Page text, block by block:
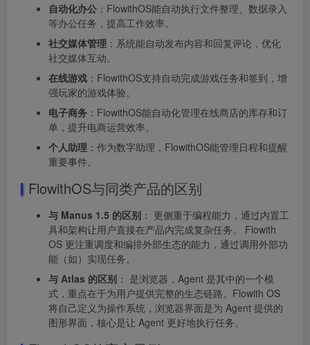
自动化办公 ：FlowithOS能自动执行文件整理、数据录入
等办公任务，提高工作效率。
社交媒体管理 ：系统能自动发布内容和回复评论，优化
社交媒体互动。
在线游戏 ：FlowithOS支持自动完成游戏任务和签到，增
强玩家的游戏体验。
电子商务 ：FlowithOS能自动化管理在线商店的库存和订
单，提升电商运营效率。
个人助理 ：作为数字助理，FlowithOS能管理日程和提醒
重要事件。
FlowithOS与同类产品的区别
与 Manus 1.5 的区别 ： 更侧重于编程能力，通过内置工
具和架构让用户直接在产品内完成复杂任务。 Flowith
OS 更注重调度和编排外部生态的能力，通过调用外部功
能（如）实现任务。
与 Atlas 的区别 ： 是浏览器，Agent 是其中的一个模
式，重点在于为用户提供完整的生态链路。Flowith OS
将自己定义为操作系统，浏览器界面是为 Agent 提供的
图形界面，核心是让 Agent 更好地执行任务。